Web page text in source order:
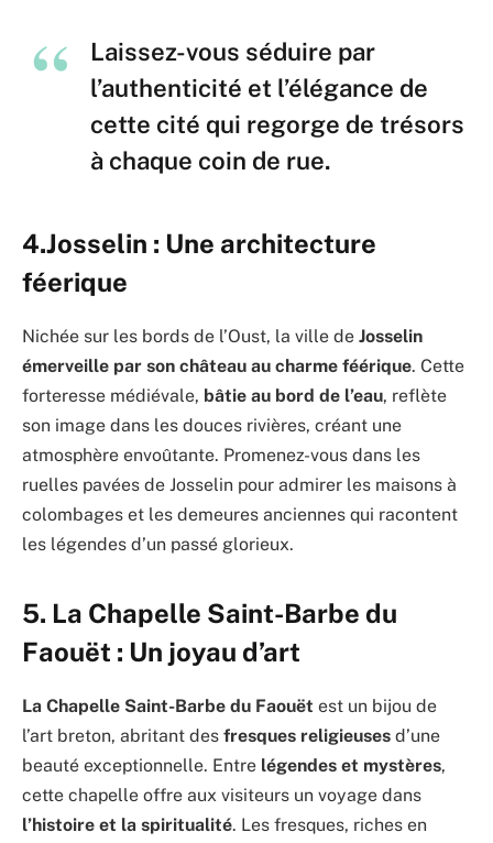
Laissez-vous séduire par
l’authenticité et l’élégance de
cette cité qui regorge de trésors
à chaque coin de rue.
4.Josselin : Une architecture
féerique
Nichée sur les bords de l’Oust, la ville de Josselin
émerveille par son château au charme féérique. Cette
forteresse médiévale, bâtie au bord de l’eau, reflète
son image dans les douces rivières, créant une
atmosphère envoûtante. Promenez-vous dans les
ruelles pavées de Josselin pour admirer les maisons à
colombages et les demeures anciennes qui racontent
les légendes d’un passé glorieux.
5. La Chapelle Saint-Barbe du
Faouët : Un joyau d’art
La Chapelle Saint-Barbe du Faouët est un bijou de
l’art breton, abritant des fresques religieuses d’une
beauté exceptionnelle. Entre légendes et mystères,
cette chapelle offre aux visiteurs un voyage dans
l’histoire et la spiritualité. Les fresques, riches en